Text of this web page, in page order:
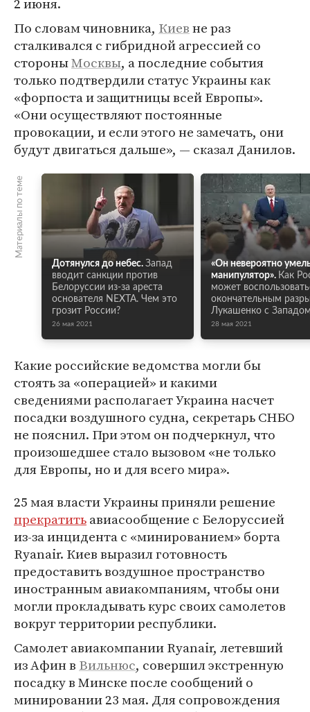
По словам чиновника, Киевне раз
сталкивался с гибридной агрессией со
стороныМосквы, а последние события
только подтвердили статус Украины как
«форпоста и защитницы всей Европы».
«Они осуществляют постоянные
провокации, и если этого не замечать, они
будут двигаться дальше», — сказал Данилов.
Материалы по теме
Дотянулся до небес. Запад
вводит санкции против
Белоруссии из-за ареста
основателя NEXTA. Чем это
грозит России?
26 мая 2021
«Он невероятно
манипулятор». Как
может
окончательным
Лукашенко с
28 мая 2021
Какие российские ведомства могли бы
стоять за «операцией» и какими
сведениями располагает Украина насчет
посадки воздушного судна, секретарь СНБО
не пояснил. При этом он подчеркнул, что
произошедшее стало вызовом «не только
для Европы, но и для всего мира».
25 мая власти Украины приняли решение
прекратитьавиасообщение с Белоруссией
из-за инцидента с «минированием» борта
Ryanair. Киев выразил готовность
предоставить воздушное пространство
иностранным авиакомпаниям, чтобы они
могли прокладывать курс своих самолетов
вокруг территории республики.
Самолет авиакомпании Ryanair, летевший
из Афин в Вильнюс, совершил экстренную
посадку в Минске после сообщений о
минировании 23 мая. Для сопровождения